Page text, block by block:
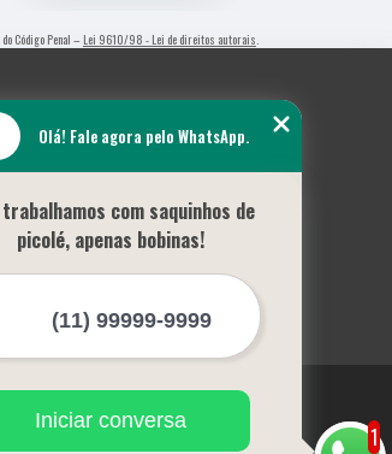
Código Penal –Lei 9610/98 - Lei de direitos autorais
1
Olá! Fale agora pelo WhatsApp.
trabalhamos com saquinhos de
picolé, apenas bobinas!
Iniciar conversa